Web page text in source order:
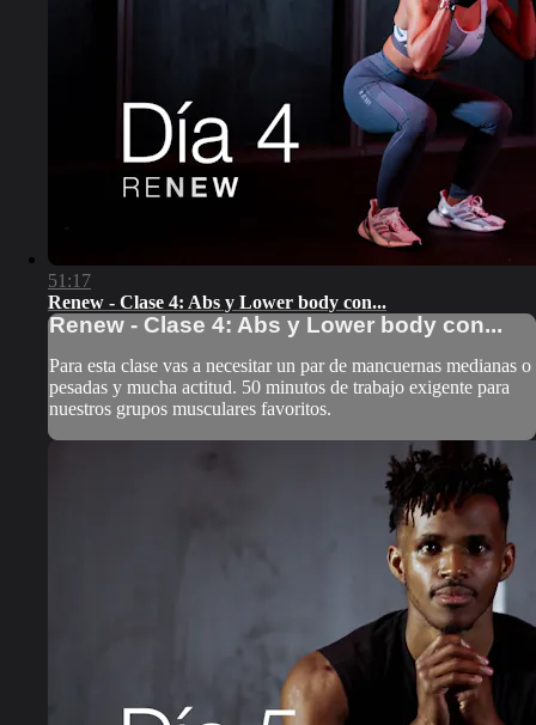
51:17
Renew - Clase 4: Abs y Lower body con...
Renew - Clase 4: Abs y Lower body con...
Para esta clase vas a necesitar un par de mancuernas medianas o
pesadas y mucha actitud. 50 minutos de trabajo exigente para
nuestros grupos musculares favoritos.